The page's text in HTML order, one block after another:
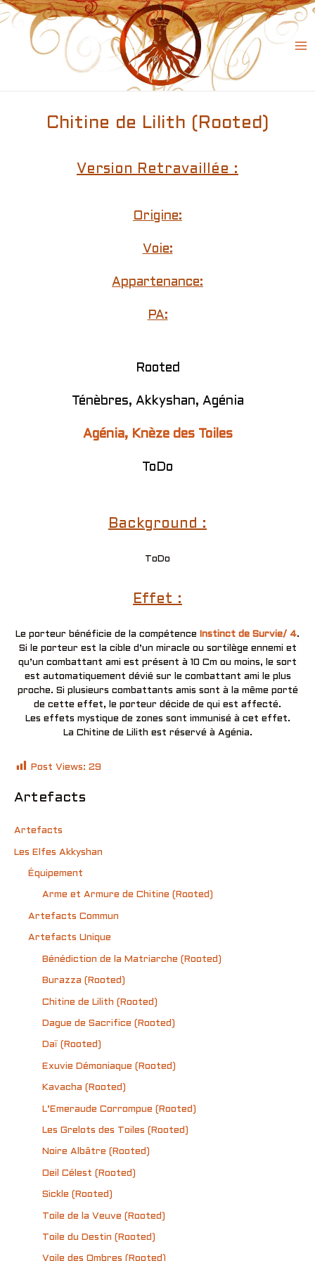
Skip
to
content
Chitine de Lilith (Rooted)
Version Retravaillée :
Origine:
Voie:
Appartenance:
PA:
Rooted
Ténèbres, Akkyshan, Agénia
Agénia, Knèze des Toiles
ToDo
Background :
ToDo
Effet :
Le porteur bénéficie de la compétence Instinct de Survie/ 4.
Si le porteur est la cible d’un miracle ou sortilège ennemi et
qu’un combattant ami est présent à 10 Cm ou moins, le sort
est automatiquement dévié sur le combattant ami le plus
proche. Si plusieurs combattants amis sont à la même porté
de cette effet, le porteur décide de qui est affecté.
Les effets mystique de zones sont immunisé à cet effet.
La Chitine de Lilith est réservé à Agénia.
Post Views: 29
Artefacts
Artefacts
Les Elfes Akkyshan
Équipement
Arme et Armure de Chitine (Rooted)
Artefacts Commun
Artefacts Unique
Bénédiction de la Matriarche (Rooted)
Burazza (Rooted)
Chitine de Lilith (Rooted)
Dague de Sacrifice (Rooted)
Daï (Rooted)
Exuvie Démoniaque (Rooted)
Kavacha (Rooted)
L’Emeraude Corrompue (Rooted)
Les Grelots des Toiles (Rooted)
Noire Albâtre (Rooted)
Oeil Célest (Rooted)
Sickle (Rooted)
Toile de la Veuve (Rooted)
Toile du Destin (Rooted)
Voile des Ombres (Rooted)